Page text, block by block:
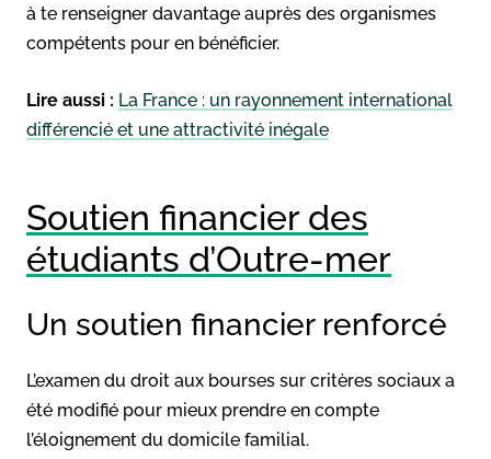
à te renseigner davantage auprès des organismes
compétents pour en bénéficier.
Lire aussi : La France : un rayonnement international
différencié et une attractivité inégale
Soutien financier des
étudiants d’Outre-mer
Un soutien financier renforcé
L’examen du droit aux bourses sur critères sociaux a
été modifié pour mieux prendre en compte
l’éloignement du domicile familial.